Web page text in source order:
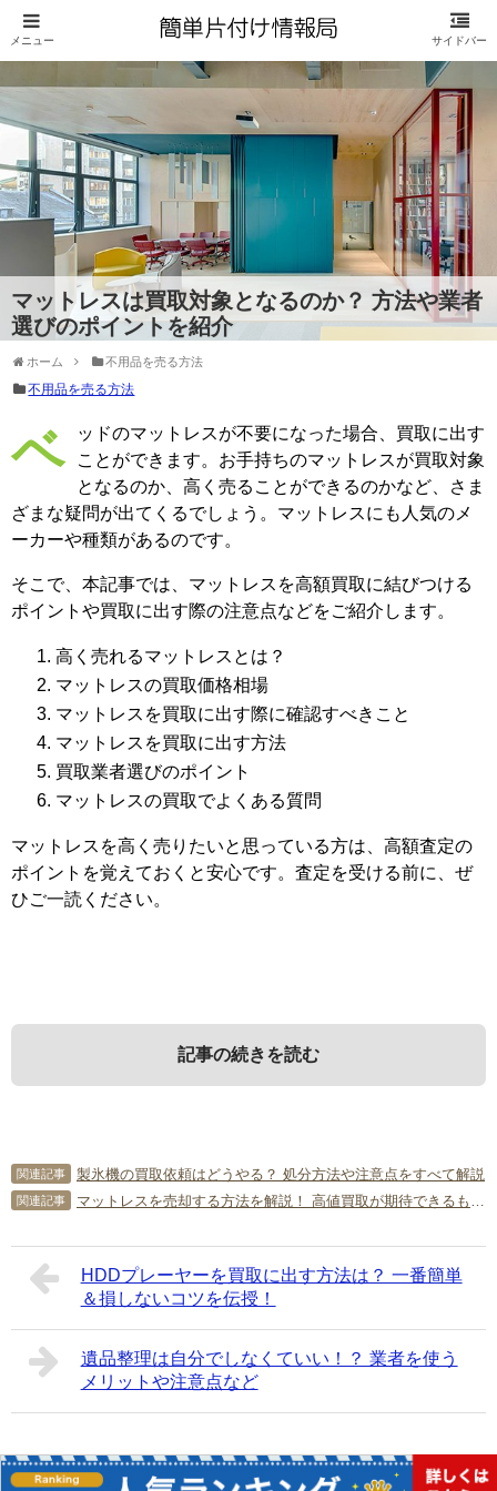
マットレスは買取対象となるのか？ 方法や業者
選びのポイントを紹介
ホーム 不用品を売る方法
不用品を売る方法
ベッドのマットレスが不要になった場合、買取に出す
ことができます。お手持ちのマットレスが買取対象
となるのか、高く売ることができるのかなど、さま
ざまな疑問が出てくるでしょう。マットレスにも人気のメ
ーカーや種類があるのです。
そこで、本記事では、マットレスを高額買取に結びつける
ポイントや買取に出す際の注意点などをご紹介します。
高く売れるマットレスとは？
マットレスの買取価格相場
マットレスを買取に出す際に確認すべきこと
マットレスを買取に出す方法
買取業者選びのポイント
マットレスの買取でよくある質問
マットレスを高く売りたいと思っている方は、高額査定の
ポイントを覚えておくと安心です。査定を受ける前に、ぜ
ひご一読ください。
記事の続きを読む
1．高く売れるマットレスとは？
1-1． 有名メーカーのもの
有名メーカーのマットレスは、高額買取が期待できます。
たとえば、以下のようなブランドです。
シモンズ
日本ベッド
3．マットレスを買取に出す際に確認
すべきこと
のでしょうか？ 注意点などをご紹介します。
3-1． カビ・汚れ・臭いなどを確認する
部分まで掃除をしておき、見栄えがいい状態にしておくこ
とが大切です。
5．買取業者選びのポイント
いのでしょうか？ 業者選びのポイントをご紹介します。
ベッドの買取実績が豊富な業者を選ぶこと
マットレスを適正価格で買取してもらうためには、ベッド
の買取実績が豊富な業者を選ぶことが大切です。ベッド専
安心して依頼できるでしょう。
関連記事 製氷機の買取依頼はどうやる？ 処分方法や注意点をすべて解説
関連記事 マットレスを売却する方法を解説！ 高値買取が期待できるものは？
HDDプレーヤーを買取に出す方法は？ 一番簡単
＆損しないコツを伝授！
遺品整理は自分でしなくていい！？ 業者を使う
メリットや注意点など
Copyright© 簡単片付け情報局 All Rights Reserved.